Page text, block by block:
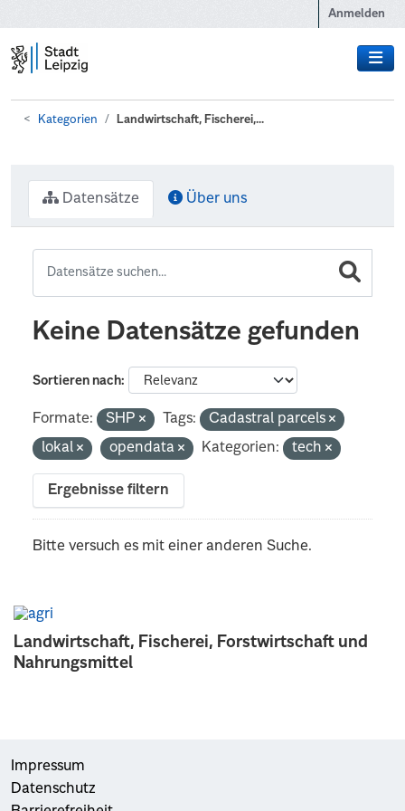
Anmelden
Kategorien Landwirtschaft, Fischerei,...
Landwirtschaft, Fischerei, Forstwirtschaft und
Nahrungsmittel
Datensätze Über uns
Keine Datensätze gefunden
Sortieren nach
Formate: SHP Tags:
Cadastral parcels
lokal
opendata Kategorien: tech
Ergebnisse filtern
Bitte versuch es mit einer anderen Suche.
Impressum
Datenschutz